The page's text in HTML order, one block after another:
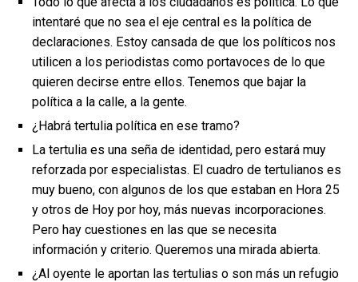
intentaré que no sea el eje central es la política de
declaraciones. Estoy cansada de que los políticos nos
utilicen a los periodistas como portavoces de lo que
quieren decirse entre ellos. Tenemos que bajar la
política a la calle, a la gente.
¿Habrá tertulia política en ese tramo?
La tertulia es una seña de identidad, pero estará muy
reforzada por especialistas. El cuadro de tertulianos es
muy bueno, con algunos de los que estaban en Hora 25
y otros de Hoy por hoy, más nuevas incorporaciones.
Pero hay cuestiones en las que se necesita
información y criterio. Queremos una mirada abierta.
¿Al oyente le aportan las tertulias o son más un refugio